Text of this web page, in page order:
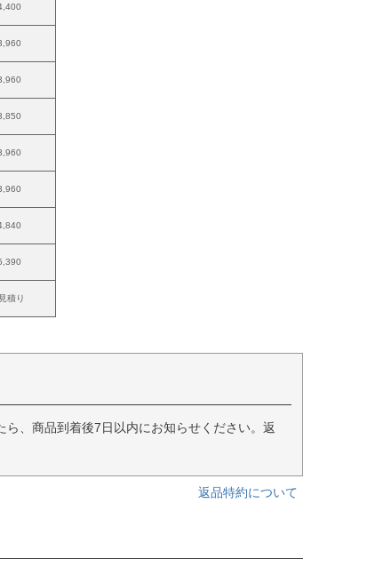
積り
、商品到着後7日以内にお知らせください。返
返品特約について